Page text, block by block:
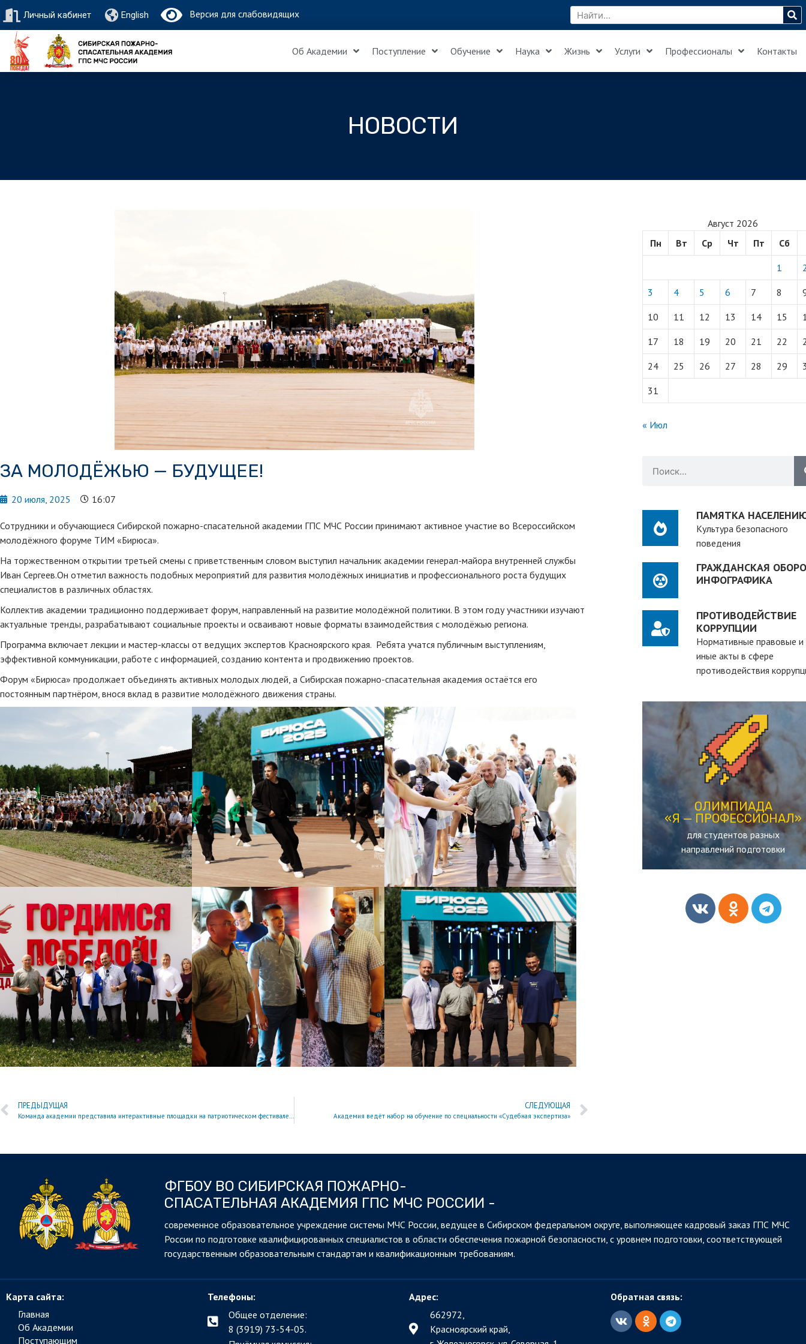
Личный кабинет English Версия для слабовидящих
Об Академии Поступление Обучение Наука Жизнь Услуги Профессионалы Контакты
НОВОСТИ
ЗА МОЛОДЁЖЬЮ — БУДУЩЕЕ!
20 июля, 2025 16:07
Сотрудники и обучающиеся Сибирской пожарно-спасательной академии ГПС МЧС России принимают активное участие во Всероссийском
молодёжного форуме ТИМ «Бирюса».
На торжественном открытии третьей смены с приветственным словом выступил начальник академии генерал-майора внутренней службы
Иван Сергеев.Он отметил важность подобных мероприятий для развития молодёжных инициатив и профессионального роста будущих
специалистов в различных областях.
Коллектив академии традиционно поддерживает форум, направленный на развитие молодёжной политики. В этом году участники изучают
актуальные тренды, разрабатывают социальные проекты и осваивают новые форматы взаимодействия с молодёжью региона.
Программа включает лекции и мастер-классы от ведущих экспертов Красноярского края. Ребята учатся публичным выступлениям,
эффективной коммуникации, работе с информацией, созданию контента и продвижению проектов.
Форум «Бирюса» продолжает объединять активных молодых людей, а Сибирская пожарно-спасательная академия остаётся его
постоянным партнёром, внося вклад в развитие молодёжного движения страны.
ПРЕДЫДУЩАЯ
Команда академии представила интерактивные площадки на патриотическом фестивале в Красноярске
СЛЕДУЮЩАЯ
Академия ведёт набор на обучение по специальности «Судебная экспертиза»
Август 2026
Пн
Вт Ср Чт Пт Сб
1
3 4 5 6 7 8
10 11 12 13 14 15
17 18 19 20 21 22
24 25 26 27 28 29
31
« Июл
ПАМЯТКА
Культура безопасного
поведения
ГРАЖДАНСКАЯ
ИНФОГРАФИКА
ПРОТИВОДЕЙСТВИЕ
КОРРУПЦИИ
Нормативные правовые и
иные акты в сфере
противодействия
ОЛИМПИАДА
«Я — ПРОФЕССИОНАЛ»
для студентов разных
направлений подготовки
ОЛИМПИАДА
«Я — ПРОФЕССИОНАЛ»
студенческая олимпиада,
рассчитанная на действующих
студентов вузов
ПЕРЕЙТИ
ФГБОУ ВО СИБИРСКАЯ ПОЖАРНО-
СПАСАТЕЛЬНАЯ АКАДЕМИЯ ГПС МЧС РОССИИ -
cовременное образовательное учреждение системы МЧС России, ведущее в Сибирском федеральном округе, выполняющее кадровый заказ ГПС МЧС
России по подготовке квалифицированных специалистов в области обеспечения пожарной безопасности, с уровнем подготовки, соответствующей
государственным образовательным стандартам и квалификационным требованиям.
Карта сайта:
Главная
Об Академии
Поступающим
Телефоны:
Общее отделение:
8 (3919) 73-54-05.
Адрес:
662972,
Красноярский край,
Обратная связь: